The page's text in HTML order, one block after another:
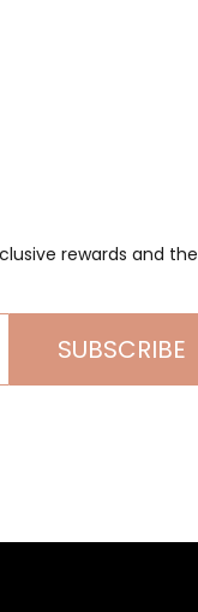
rewards and the
SUBSCRIBE